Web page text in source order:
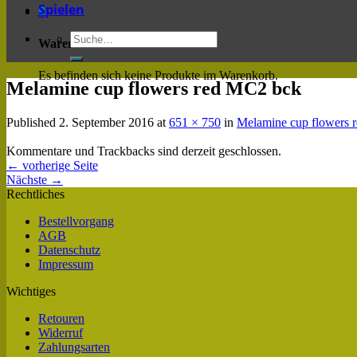
0
Warenkorb
Es befinden sich keine Produkte im Warenkorb.
Spielen
Melamine cup flowers red MC2 bck
Published 2. September 2016 at 651 × 750 in Melamine cup flowers
Kommentare und Trackbacks sind derzeit geschlossen.
← vorherige Seite
Nächste →
Rechtliches
Bestellvorgang
AGB
Datenschutz
Impressum
Wichtiges
Retouren
Widerruf
Zahlungsarten